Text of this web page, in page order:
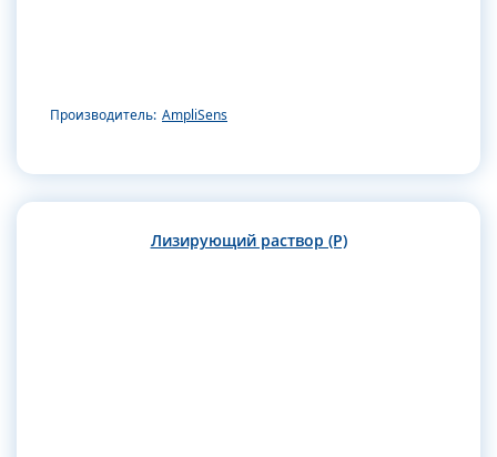
Производитель: AmpliSens
Лизирующий раствор (Р)